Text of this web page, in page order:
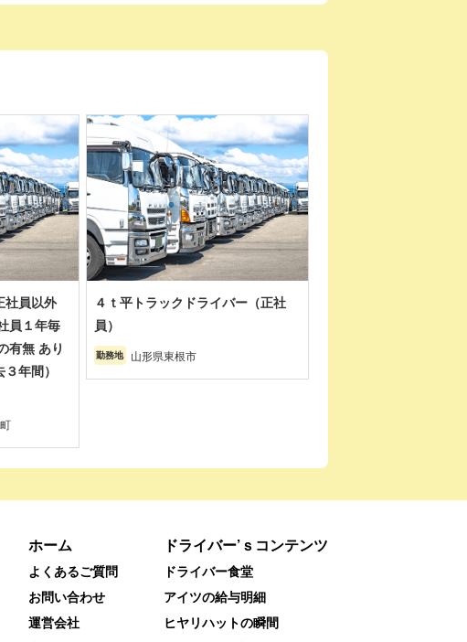
社員以外
員１年毎
有無 あり
年間）
４ｔ平トラックドライバー（正社
員）
勤務地 山形県東根市
ホーム
よくあるご質問
お問い合わせ
運営会社
ドライバー’ｓコンテンツ
ドライバー食堂
アイツの給与明細
ヒヤリハットの瞬間